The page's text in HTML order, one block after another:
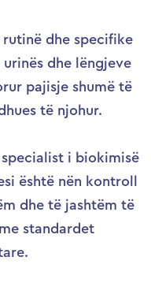
dhe specifike
dhe lëngjeve
pajisje shumë të
të njohur.
i biokimisë
është nën kontroll
dhe të jashtëm të
standardet